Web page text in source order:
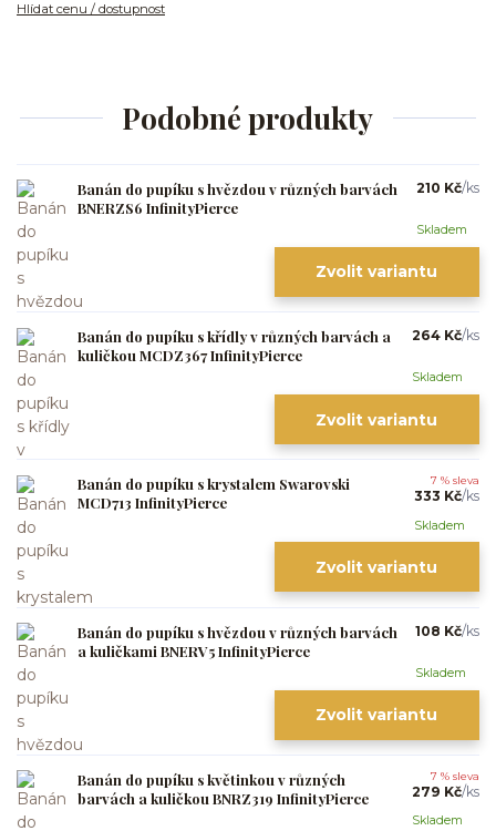
Hlídat cenu / dostupnost
Podobné produkty
Banán do pupíku s hvězdou v různých barvách
BNERZS6 InfinityPierce
210 Kč/ks
Skladem
Zvolit variantu
Banán do pupíku s křídly v různých barvách a
kuličkou MCDZ367 InfinityPierce
264 Kč/ks
Skladem
Zvolit variantu
Banán do pupíku s krystalem Swarovski
MCD713 InfinityPierce
7 % sleva
333 Kč/ks
Skladem
Zvolit variantu
Banán do pupíku s hvězdou v různých barvách
a kuličkami BNERV5 InfinityPierce
108 Kč/ks
Skladem
Zvolit variantu
Banán do pupíku s květinkou v různých
barvách a kuličkou BNRZ319 InfinityPierce
7 % sleva
279 Kč/ks
Skladem